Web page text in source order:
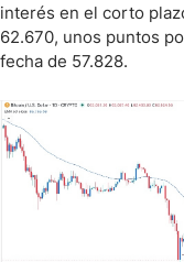
interés en el corto
62.670, unos puntos
fecha de 57.828.